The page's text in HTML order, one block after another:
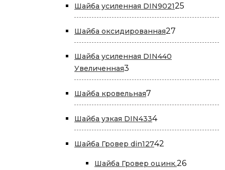
Шайба усиленная DIN902125
товаров
Шайба оксидированная27
товаров
Шайба усиленная DIN440
Увеличенная3
товара
Шайба кровельная7
товаров
Шайба узкая DIN43344
товара
Шайба Гровер din12742
Шайба Гровер оцинк.2626